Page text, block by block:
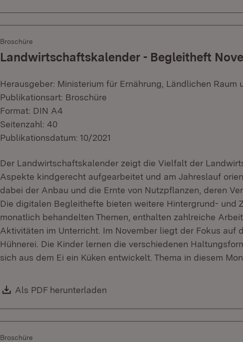
Broschüre
Landwirtschaftskalender - Begleitheft
Herausgeber: Ministerium für Ernährung, Ländlichen Raum
Publikationsart: Broschüre
Format: DIN A4
Seitenzahl: 40
Publikationsdatum: 10/2021
Der Landwirtschaftskalender zeigt die Vielfalt der
Aspekte kindgerecht aufgearbeitet und am Jahreslauf
dabei der Anbau und die Ernte von Nutzpflanzen, deren
Die digitalen Begleithefte bieten weitere Hintergrund- und
monatlich behandelten Themen, enthalten zahlreiche
Aktivitäten im Unterricht. Im November liegt der Fokus auf
Hühnerei. Die Kinder lernen die verschiedenen
sich aus dem Ei ein Küken entwickelt. Thema in diesem
Download:
Als PDF herunterladen
Broschüre